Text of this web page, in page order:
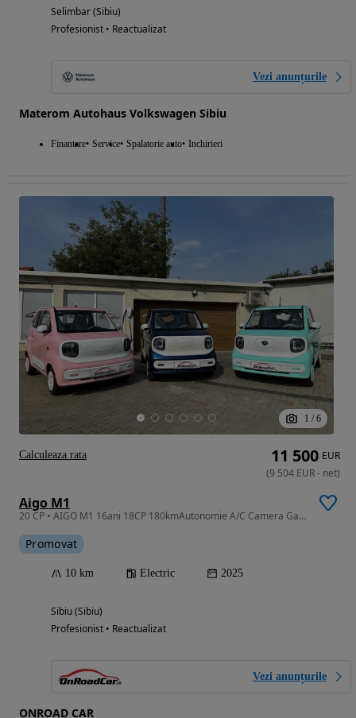
Selimbar (Sibiu)
Profesionist • Reactualizat
Vezi anunțurile
Materom Autohaus Volkswagen Sibiu
Finantare Service Spalatorie auto Inchirieri
1 / 6
Aigo M1
20 CP • AIGO M1 16ani 18CP 180kmAutonomie A/C Camera Garantie NOU
Promovat
10 km Electric 2025
Sibiu (Sibiu)
Profesionist • Reactualizat
Vezi anunțurile
ONROAD CAR
11 500 EUR
(9 504 EUR- net)
Calculeaza rata